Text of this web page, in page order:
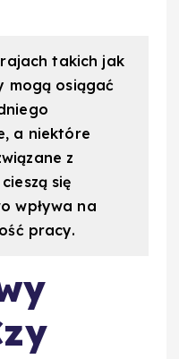
takich jak
mogą osiągać
a niektóre
z
się
wpływa na
pracy.